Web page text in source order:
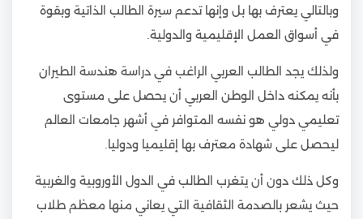
وبالتالي يعترف بها بل وإنها تدعم سيرة الطالب الذاتية وبقوة
في أسواق العمل الإقليمية والدولية.
ولذلك يجد الطالب العربي الراغب في دراسة هندسة الطيران
بأنه يمكنه داخل الوطن العربي أن يحصل على مستوى
تعليمي دولي هو نفسه المتوافر في أشهر جامعات العالم
ليحصل على شهادة معترف بها إقليميا ودوليا.
وكل ذلك دون أن يتغرب الطالب في الدول الأوروبية والغربية
حيث يشعر بالصدمة الثقافية التي يعاني منها معظم طلاب